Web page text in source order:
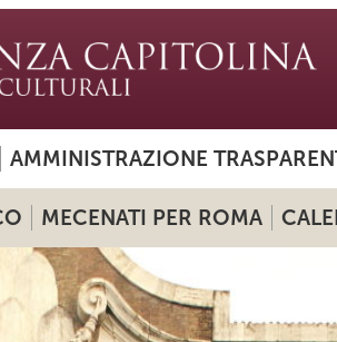
AMMINISTRAZIONE
MECENATI PER ROMA